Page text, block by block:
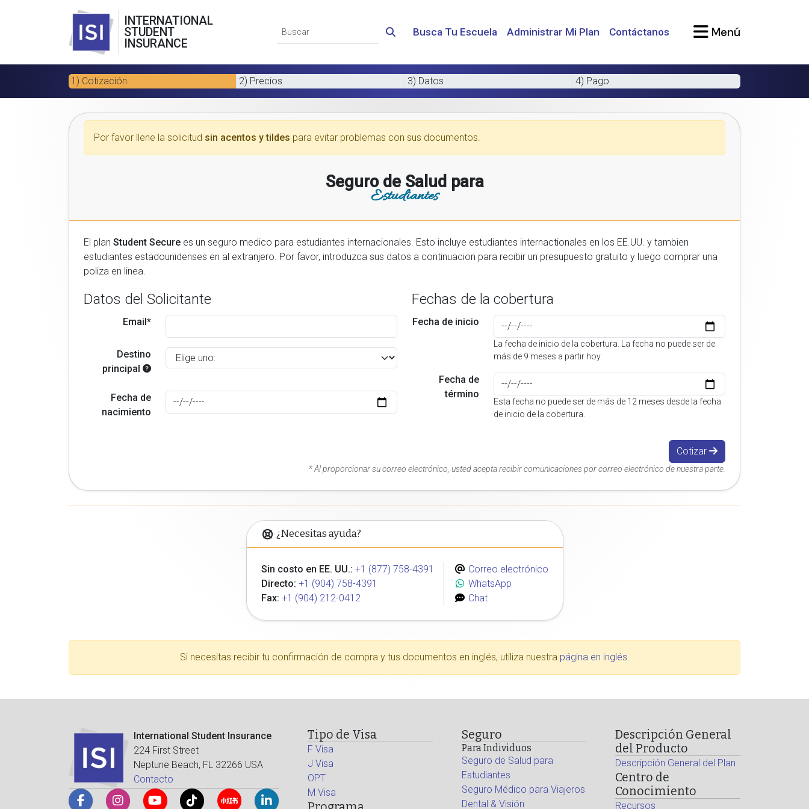
INTERNATIONAL
STUDENT
INSURANCE
Busca Tu Escuela Administrar Mi Plan Contáctanos Menú
1) Cotización 2) Precios 3) Datos 4) Pago
Por favor llene la solicitud sin acentos y tildes para evitar problemas con sus documentos.
Seguro de Salud para
Estudiantes
El plan Student Secure es un seguro medico para estudiantes internacionales. Esto incluye estudiantes internactionales en los EE.UU. y tambien
estudiantes estadounidenses en al extranjero. Por favor, introduzca sus datos a continuacion para recibir un presupuesto gratuito y luego comprar una
poliza en linea.
Datos del Solicitante
Email*
Destino
principal
Fecha de
nacimiento
Fechas de la cobertura
Fecha de inicio
La fecha de inicio de la cobertura. La fecha no puede ser de
más de 9 meses a partir hoy
Fecha de
término
Esta fecha no puede ser de más de 12 meses desde la fecha
de inicio de la cobertura.
Cotizar
* Al proporcionar su correo electrónico, usted acepta recibir comunicaciones por correo electrónico de nuestra parte.
¿Necesitas ayuda?
Sin costo en EE. UU.: +1 (877) 758-4391
Directo: +1 (904) 758-4391
Fax: +1 (904) 212-0412
Correo electrónico
WhatsApp
Chat
Si necesitas recibir tu confirmación de compra y tus documentos en inglés, utiliza nuestra página en inglés.
International Student Insurance
224 First Street
Neptune Beach, FL 32266 USA
Contacto
Tipo de Visa
F Visa
J Visa
OPT
M Visa
Seguro
Para Individuos
Seguro de Salud para
Estudiantes
Seguro Médico para Viajeros
Dental & Visión
Descripción General
del Producto
Descripción General del Plan
Centro de
Conocimiento
Recursos